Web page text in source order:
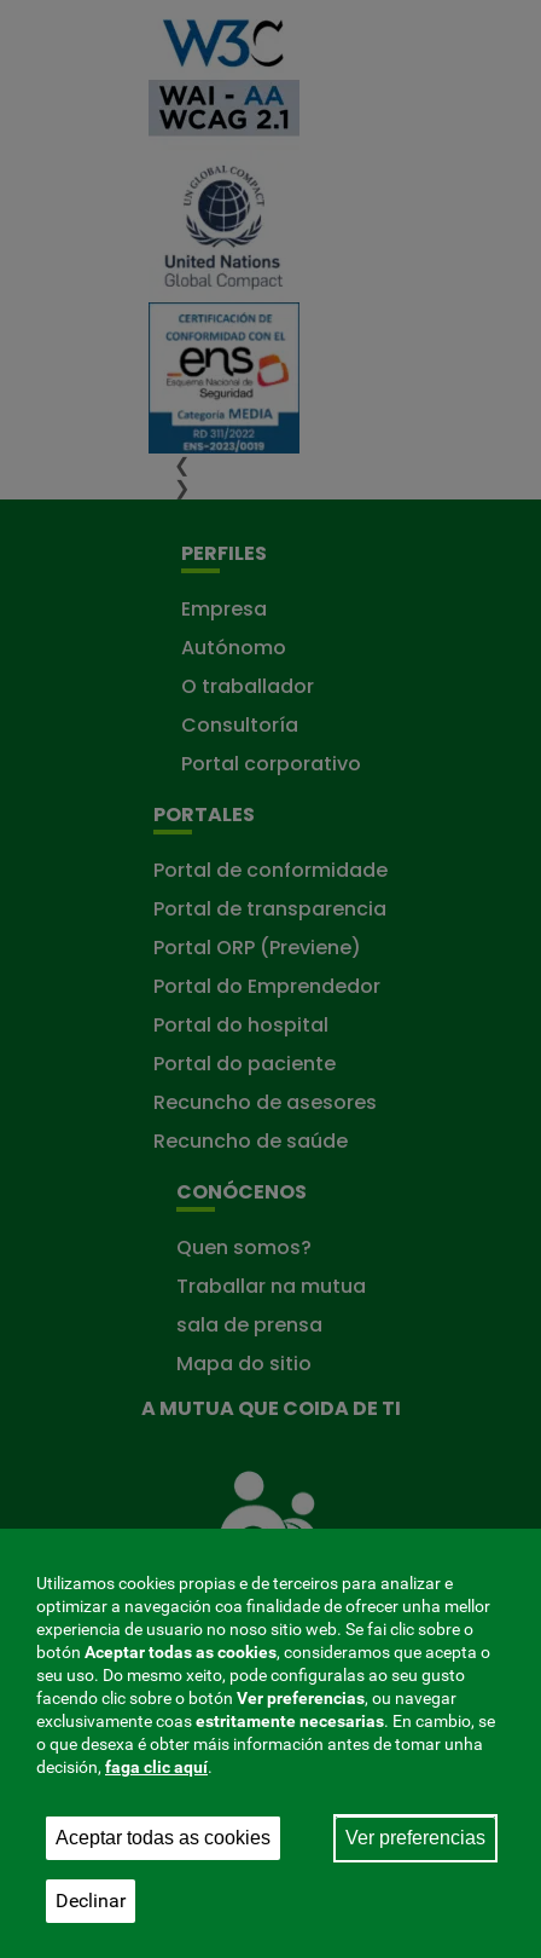
❮
❯
PERFILES
Empresa
Autónomo
O traballador
Consultoría
Portal corporativo
PORTALES
Portal de conformidade
Portal de transparencia
Portal ORP (Previene)
Portal do Emprendedor
Portal do hospital
Portal do paciente
Recuncho de asesores
Recuncho de saúde
CONÓCENOS
Quen somos?
Traballar na mutua
sala de prensa
Mapa do sitio
A MUTUA QUE COIDA DE TI
Mutua
que
MENÚ
REDES
SOCIALES
V20
Mutua Colaboradora coa Seguridade Social, 275.
Utilizamos cookies propias e de terceiros para analizar e
optimizar a navegación coa finalidade de ofrecer unha mellor
experiencia de usuario no noso sitio web. Se fai clic sobre o
botón Aceptar todas as cookies, consideramos que acepta o
seu uso. Do mesmo xeito, pode configuralas ao seu gusto
facendo clic sobre o botón Ver preferencias, ou navegar
exclusivamente coasestritamentenecesarias. En cambio, se
o que desexa é obter máis información antes de tomar unha
decisión, faga clic aquí.
Aceptar todas as cookies Ver preferencias
Declinar